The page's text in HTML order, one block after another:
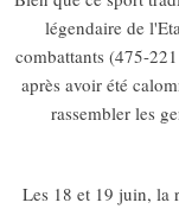
légendaire de
combattants (475-
après avoir été
rassembler les
Les 18 et 19 juin, la